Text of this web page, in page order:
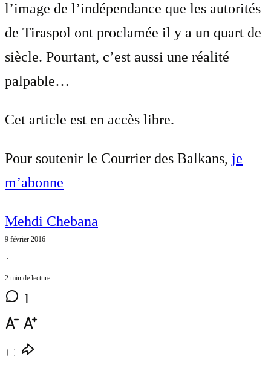
l’image de l’indépendance que les autorités
de Tiraspol ont proclamée il y a un quart de
siècle. Pourtant, c’est aussi une réalité
palpable…
Cet article est en accès libre.
Pour soutenir le Courrier des Balkans, je
m’abonne
Mehdi Chebana
9 février 2016
⋅
2 min de lecture
1